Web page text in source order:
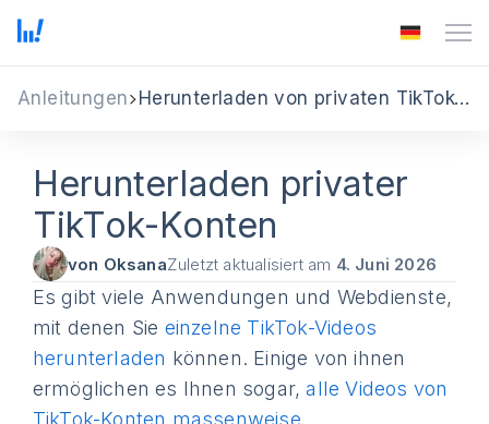
Anleitungen Herunterladen von privaten TikTok-Konten
Herunterladen privater
TikTok-Konten
von OksanaZuletzt aktualisiert am 4. Juni 2026
Es gibt viele Anwendungen und Webdienste,
mit denen Sie einzelne TikTok-Videos
herunterladen können. Einige von ihnen
ermöglichen es Ihnen sogar,alle Videos von
TikTok-Konten massenweise